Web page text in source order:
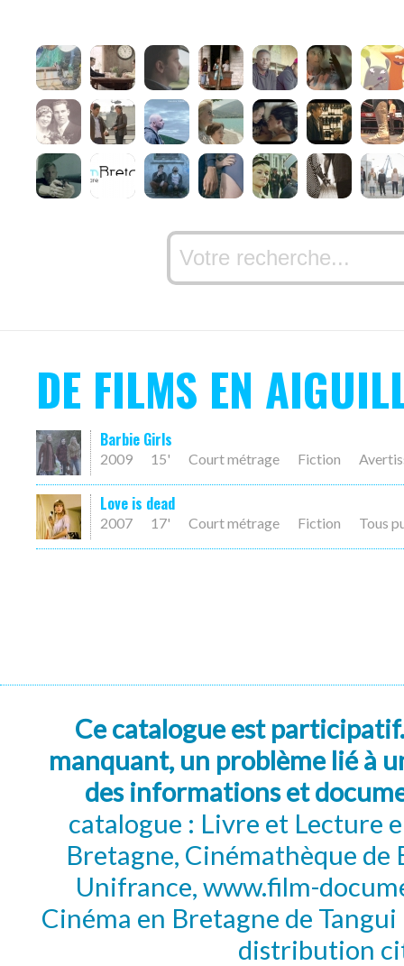
DE FILMS EN
Barbie Girls
2009 15' Court métrage Fiction
Love is dead
2007 17' Court métrage Fiction Tous
Ce catalogue est
manquant, un problème lié à
des informations et
catalogue : Livre et Lecture
Bretagne, Cinémathèque de
Unifrance, www.film-
Cinéma en Bretagne de
distribution